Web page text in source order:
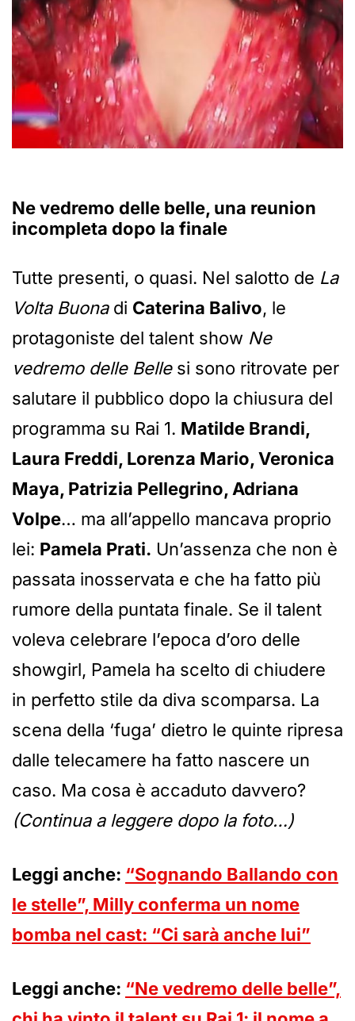
Ne vedremo delle belle, una reunion
incompleta dopo la finale
Tutte presenti, o quasi. Nel salotto de La
Volta Buonadi Caterina Balivo, le
protagoniste del talent show Ne
vedremo delle Bellesi sono ritrovate per
salutare il pubblico dopo la chiusura del
programma su Rai 1. Matilde Brandi,
Laura Freddi, Lorenza Mario, Veronica
Maya, Patrizia Pellegrino, Adriana
Volpe… ma all’appello mancava proprio
lei: Pamela Prati. Un’assenza che non è
passata inosservata e che ha fatto più
rumore della puntata finale. Se il talent
voleva celebrare l’epoca d’oro delle
showgirl, Pamela ha scelto di chiudere
in perfetto stile da diva scomparsa. La
scena della ‘fuga’ dietro le quinte ripresa
dalle telecamere ha fatto nascere un
caso. Ma cosa è accaduto davvero?
(Continua a leggere dopo la foto…)
Leggi anche: “Sognando Ballando con
le stelle”, Milly conferma un nome
bomba nel cast: “Ci sarà anche lui”
Leggi anche: “Ne vedremo delle belle”,